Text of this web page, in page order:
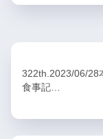
322th.2023/06/28
食事記…